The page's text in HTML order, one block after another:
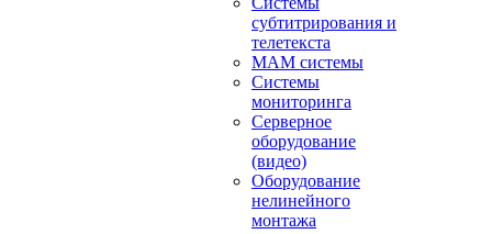
субтитрирования и
телетекста
MAM системы
Системы
мониторинга
Серверное
оборудование
(видео)
Оборудование
нелинейного
монтажа